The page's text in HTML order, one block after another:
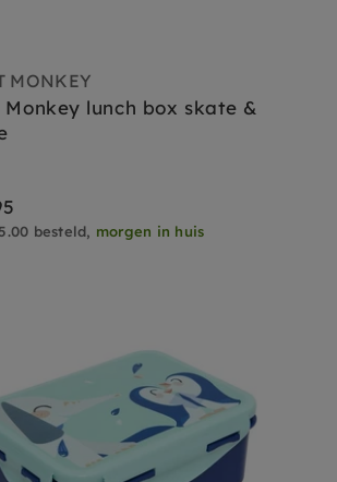
MONKEY
lunch box skate &
besteld, morgen in huis